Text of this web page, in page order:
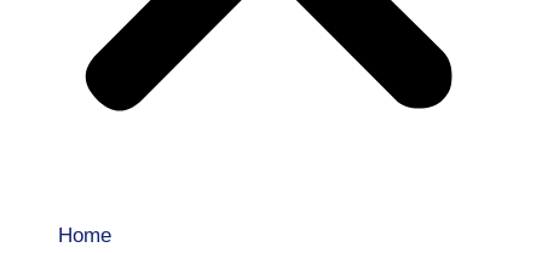
Home